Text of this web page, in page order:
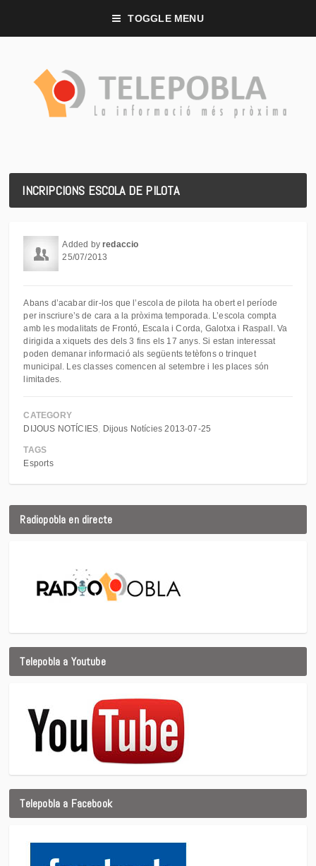
TOGGLE MENU
INCRIPCIONS ESCOLA DE PILOTA
Added byredaccio
25/07/2013
Abans d’acabar dir-los que l’escola de pilota ha obert el període
per inscriure’s de cara a la pròxima temporada. L’escola compta
amb les modalitats de Frontó, Escala i Corda, Galotxa i Raspall. Va
dirigida a xiquets des dels 3 fins els 17 anys. Si estan interessat
poden demanar informació als següents tetèfons o trinquet
municipal. Les classes comencen al setembre i les places són
limitades.
CATEGORY
DIJOUS NOTÍCIES
Dijous Notícies 2013-07-25
TAGS
Esports
Radiopobla en directe
Telepobla a Youtube
Telepobla a Facebook